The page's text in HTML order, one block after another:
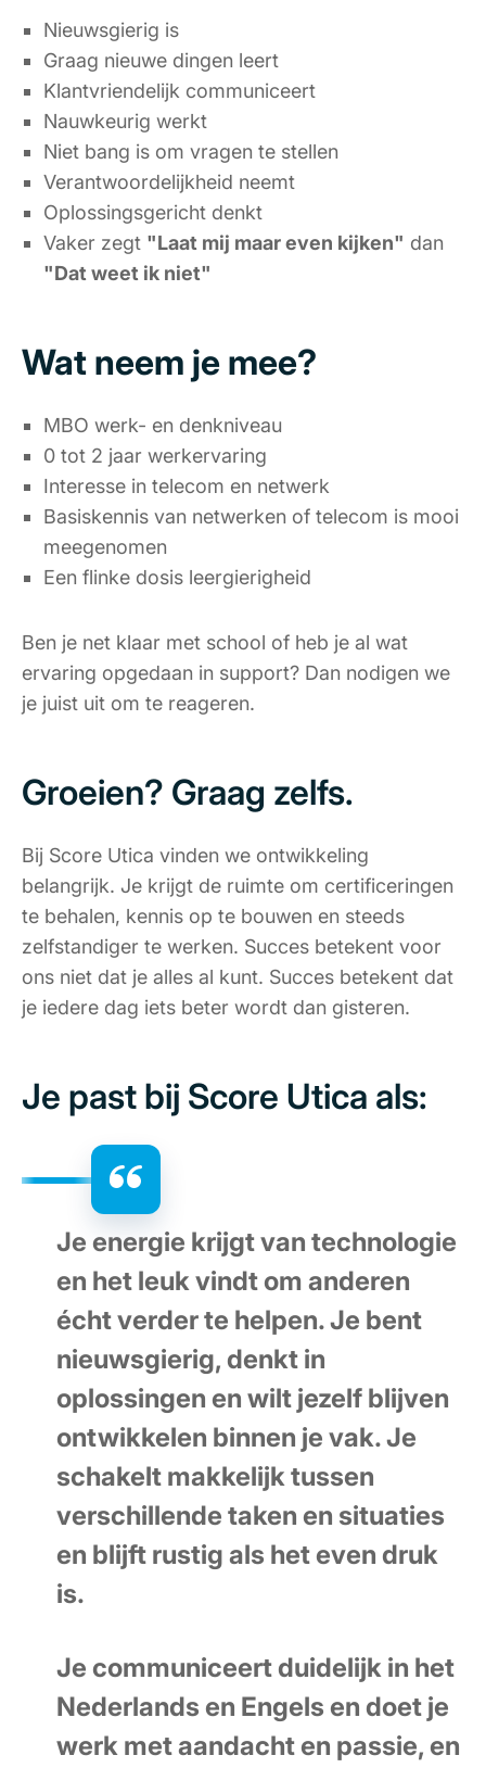
Nieuwsgierig is
Graag nieuwe dingen leert
Klantvriendelijk communiceert
Nauwkeurig werkt
Niet bang is om vragen te stellen
Verantwoordelijkheid neemt
Oplossingsgericht denkt
Vaker zegt "Laat mij maar even kijken" dan
"Dat weet ik niet"
Wat neem je mee?
MBO werk- en denkniveau
0 tot 2 jaar werkervaring
Interesse in telecom en netwerk
Basiskennis van netwerken of telecom is mooi
meegenomen
Een flinke dosis leergierigheid
Ben je net klaar met school of heb je al wat
ervaring opgedaan in support? Dan nodigen we
je juist uit om te reageren.
Groeien? Graag zelfs.
Bij Score Utica vinden we ontwikkeling
belangrijk. Je krijgt de ruimte om certificeringen
te behalen, kennis op te bouwen en steeds
zelfstandiger te werken. Succes betekent voor
ons niet dat je alles al kunt. Succes betekent dat
je iedere dag iets beter wordt dan gisteren.
Je past bij Score Utica als:
Je energie krijgt van technologie
en het leuk vindt om anderen
écht verder te helpen. Je bent
nieuwsgierig, denkt in
oplossingen en wilt jezelf blijven
ontwikkelen binnen je vak. Je
schakelt makkelijk tussen
verschillende taken en situaties
en blijft rustig als het even druk
is.
Je communiceert duidelijk in het
Nederlands en Engels en doet je
werk met aandacht en passie, en